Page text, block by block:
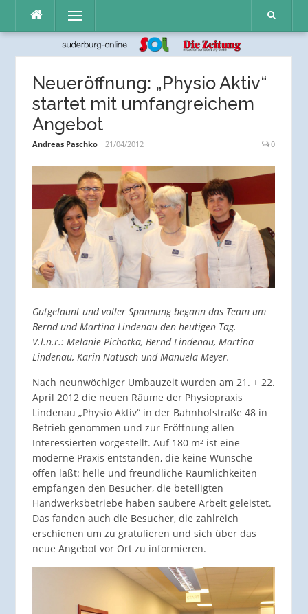
Inhalt
Menü
Neueröffnung: „Physio Aktiv“
startet mit umfangreichem
Angebot
Andreas Paschko 21/04/2012 0
Gutgelaunt und voller Spannung begann das Team um
Bernd und Martina Lindenau den heutigen Tag.
V.l.n.r.: Melanie Pichotka, Bernd Lindenau, Martina
Lindenau, Karin Natusch und Manuela Meyer.
Nach neunwöchiger Umbauzeit wurden am 21. + 22.
April 2012 die neuen Räume der Physiopraxis
Lindenau „Physio Aktiv“ in der Bahnhofstraße 48 in
Betrieb genommen und zur Eröffnung allen
Interessierten vorgestellt. Auf 180 m² ist eine
moderne Praxis entstanden, die keine Wünsche
offen läßt: helle und freundliche Räumlichkeiten
empfangen den Besucher, die beteiligten
Handwerksbetriebe haben saubere Arbeit geleistet.
Das fanden auch die Besucher, die zahlreich
erschienen um zu gratulieren und sich über das
neue Angebot vor Ort zu informieren.